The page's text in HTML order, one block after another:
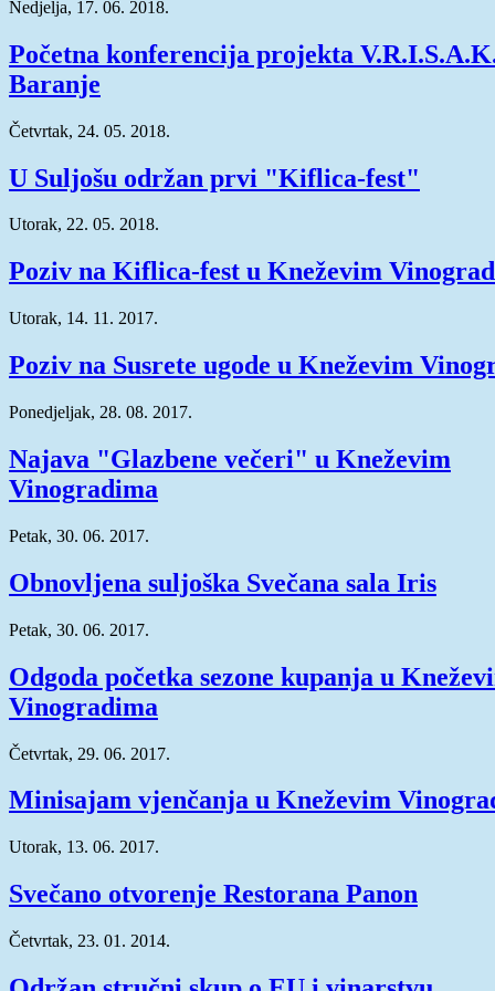
Nedjelja, 17. 06. 2018.
Početna konferencija projekta
Baranje
Četvrtak, 24. 05. 2018.
U Suljošu održan prvi "Kiflica-fest"
Utorak, 22. 05. 2018.
Poziv na Kiflica-fest u Kneževim
Utorak, 14. 11. 2017.
Poziv na Susrete ugode u Kneževim
Ponedjeljak, 28. 08. 2017.
Najava "Glazbene večeri" u Kneževim
Vinogradima
Petak, 30. 06. 2017.
Obnovljena suljoška Svečana sala Iris
Petak, 30. 06. 2017.
Odgoda početka sezone kupanja u
Vinogradima
Četvrtak, 29. 06. 2017.
Minisajam vjenčanja u Kneževim
Utorak, 13. 06. 2017.
Svečano otvorenje Restorana Panon
Četvrtak, 23. 01. 2014.